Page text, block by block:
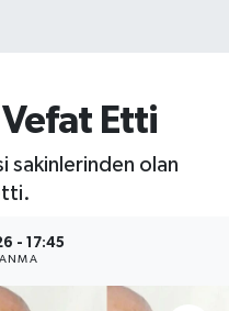
Etti
sakinlerinden olan
- 17:45